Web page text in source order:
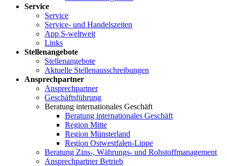
Service
Service
Service- und Handelszeiten
App S-weltweit
Links
Stellenangebote
Stellenangebote
Aktuelle Stellenausschreibungen
Ansprechpartner
Ansprechpartner
Geschäftsführung
Beratung internationales Geschäft
Beratung internationales Geschäft
Region Mitte
Region Münsterland
Region Ostwestfalen-Lippe
Beratung Zins-, Währungs- und Rohstoffmanagement
Ansprechpartner Betrieb